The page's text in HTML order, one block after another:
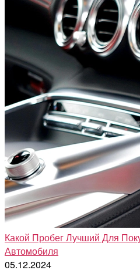
Какой Пробег Лучший Для
Автомобиля
05.12.2024